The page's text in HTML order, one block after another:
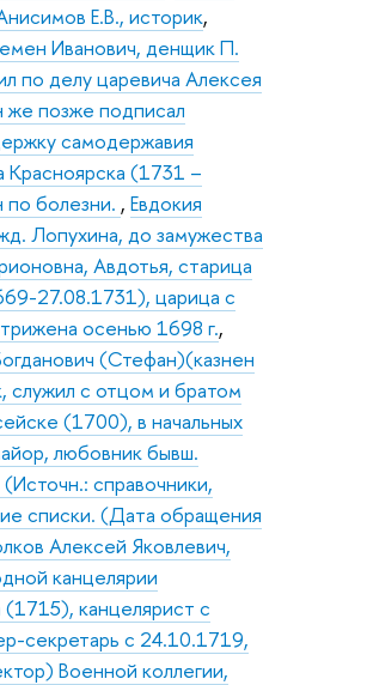
Е.В., историк,
Иванович, денщик П.
по делу царевича Алексея
позже подписал
самодержавия
(1731 –
по болезни. , Евдокия
Лопухина, до замужества
Авдотья, старица
27.08.1731), царица с
осенью 1698 г.,
(Стефан)(казнен
служил с отцом и братом
(1700), в начальных
любовник бывш.
справочники,
списки. (Дата обращения
Алексей Яковлевич,
канцелярии
канцелярист с
секретарь с 24.10.1719,
Военной коллегии,